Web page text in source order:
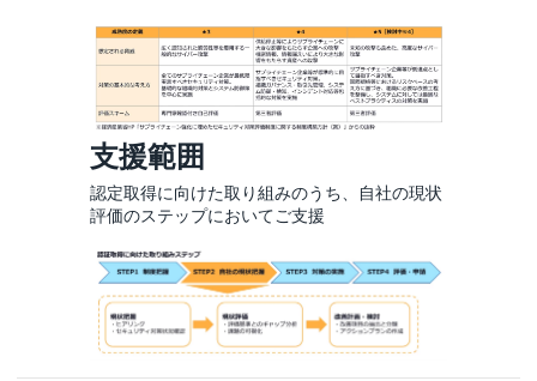
支援範囲
認定取得に向けた取り組みのうち、自社の現状
評価のステップにおいてご支援